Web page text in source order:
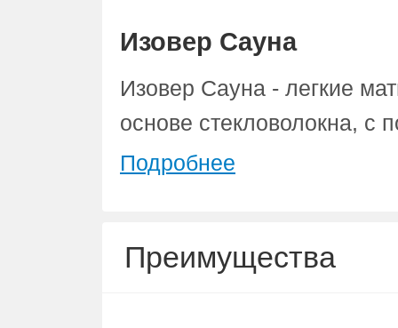
Изовер Сауна
Изовер Сауна - легкие
основе стекловолокна, с
Подробнее
Преимущества